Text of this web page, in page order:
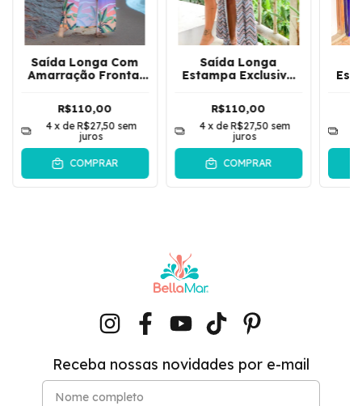
Saída Longa Com
Amarração Frontal
R$110,00
4 x deR$27,50 sem
juros
COMPRAR
Saída Longa
Estampa Exclusiva
Manga Flare Cloe |
Preto
R$110,00
4 x deR$27,50 sem
juros
COMPRAR
Receba nossas novidades por e-mail